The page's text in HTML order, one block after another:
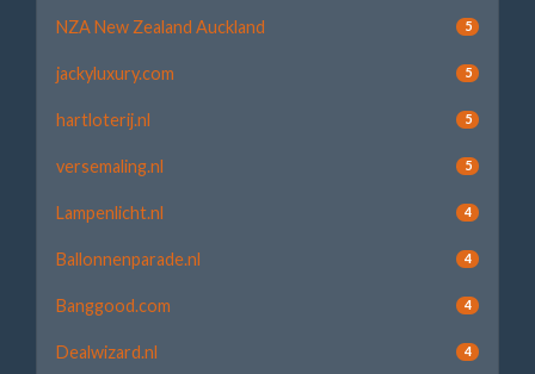
NZA New Zealand Auckland 5
jackyluxury.com 5
hartloterij.nl 5
versemaling.nl 5
Lampenlicht.nl 4
Ballonnenparade.nl 4
Banggood.com 4
Dealwizard.nl 4